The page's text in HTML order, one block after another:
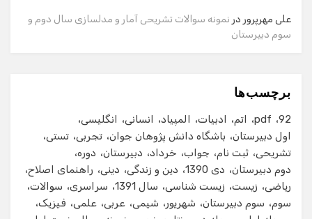
علی مهرپرور در نمونه سوالات تشریحی آمار و مدلسازی سال دوم و
سوم دبیرستان
برچسب‌ها
92
pdf اتم ادبیات المپیاد انسانی
انگلیسی
اول دبیرستان
باشگاه دانش پژوهان جوان تجربی تستی
تشریحی ثبت نام جواب خرداد دبیرستان
دوره
دوم دبیرستان
دی 1390 دین و زندگی دینی
راهنمای اصلاح
ریاضی
زیست زیست شناسی سال 1391 سراسری
سوالات
سوم
سوم دبیرستان شهریور شیمی عربی علمی
فیزیک
ایمیل